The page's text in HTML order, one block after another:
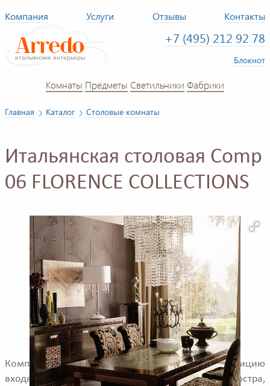
Компания Услуги Отзывы Контакты
+7 (495) 212 92 78
Блокнот
Комнаты Предметы Светильники Фабрики
Главная Каталог Столовые комнаты
Итальянская столовая Comp
06 FLORENCE COLLECTIONS
Композиция для столовой комнаты. В композицию
входят: обеденный стол, комод, стул, люстра,